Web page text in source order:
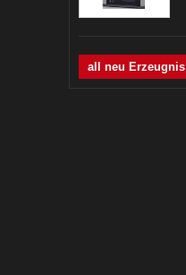
all neu Erzeugnis